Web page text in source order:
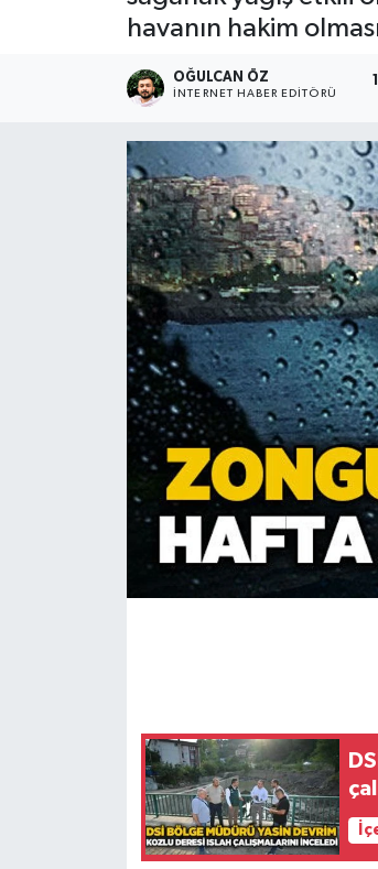
havanın hakim
OĞULCAN ÖZ
İNTERNET HABER EDITÖRÜ
BİLİM VE TEKNOLOJİ
Ekonomi
GÜNDEM
Kültür - Sanat
MAGAZİN